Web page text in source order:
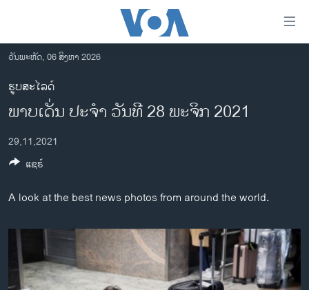
ເຂົ້າ
ຫາ
ຂ້າມ
ຂ້າມ
ໄປ
ຫາ
ຄົ້ນ
ລາວ
ອາເມຣິກາ
ການເລືອກຕັ້ງ ປະທານາທີບໍດີ ສະຫະລັດ 2024
ຂ່າວ​ຈີນ
ໂລກ
ອິດສະຫຼະພາບດ້ານການຂ່າວ
ຊີວິດຊາວລາວ
ວັນພະຫັດ, 06 ສິງຫາ 2026
ຮູບສະໄລດ໌
ພາບເດັ່ນ ປະຈຳ ວັນທີ 28 ພະຈິກ 2021
29,11,2021
A look at the best news photos from around the world.
ແຊຣ໌